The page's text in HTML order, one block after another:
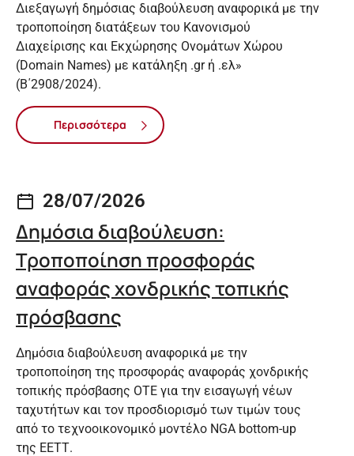
Διεξαγωγή δημόσιας διαβούλευση αναφορικά με την
τροποποίηση διατάξεων του Κανονισμού
Διαχείρισης και Εκχώρησης Ονομάτων Χώρου
(Domain Names) με κατάληξη .gr ή .ελ»
(Β΄2908/2024).
Περισσότερα
28/07/2026
Δημόσια διαβούλευση:
Τροποποίηση προσφοράς
αναφοράς χονδρικής τοπικής
πρόσβασης
Δημόσια διαβούλευση αναφορικά με την
τροποποίηση της προσφοράς αναφοράς χονδρικής
τοπικής πρόσβασης ΟΤΕ για την εισαγωγή νέων
ταχυτήτων και τον προσδιορισμό των τιμών τους
από το τεχνοοικονομικό μοντέλο NGA bottom-up
της ΕΕΤΤ.